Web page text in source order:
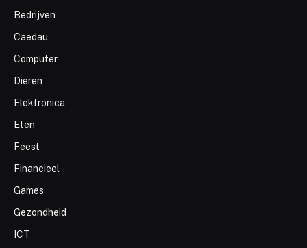
Bedrijven
Caedau
Computer
Dieren
Elektronica
Eten
Feest
Financieel
Games
Gezondheid
ICT